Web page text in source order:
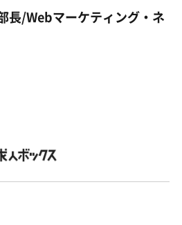
長/Webマーケティング・ネ